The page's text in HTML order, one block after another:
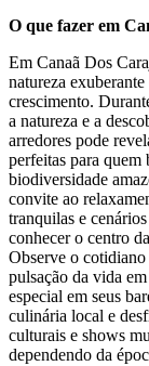
O que fazer em
Em Canaã Dos
natureza
crescimento.
a natureza e a
arredores pode
perfeitas para quem
biodiversidade
convite ao
tranquilas e
conhecer o centro
Observe o cotidiano
pulsação da vida
especial em seus
culinária local e
culturais e shows
dependendo da